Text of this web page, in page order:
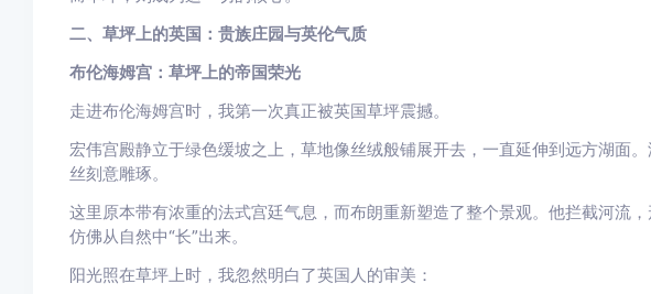
二、草坪上的英国：贵族庄园与英伦气质
布伦海姆宫：草坪上的帝国荣光
走进布伦海姆宫时，我第一次真正被英国草坪震撼。
宏伟宫殿静立于绿色缓坡之上，草地像丝绒般铺展开去，一直延伸到远方湖面
丝刻意雕琢。
这里原本带有浓重的法式宫廷气息，而布朗重新塑造了整个景观。他拦截河流
仿佛从自然中“长”出来。
阳光照在草坪上时，我忽然明白了英国人的审美：